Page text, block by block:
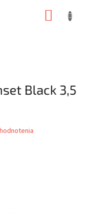
Black 3,5